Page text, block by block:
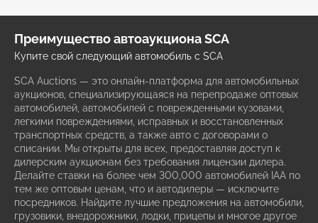
Преимущество автоаукциона SCA
Купите свой следующий автомобиль с SCA
SCA Auctions — это онлайн-платформа для автомобильных
аукционов, специализирующаяся на перепродаже оптовых
автомобилей, автомобилей с поврежденными кузовами,
легкими повреждениями, исправных и восстановленных
транспортных средств, а также авто с договорами о
списании. Мы открыты для всех, предоставляя доступ к
дилерским аукционам без требования лицензии дилера.
Делайте ставки на более чем 300,000 автомобилей IAA по
тем же оптовым ценам, что и автодилеры — исключите
посредников. Найдите лучшие предложения на автомобили,
грузовики, внедорожники, лодки, прицепы и многое другое